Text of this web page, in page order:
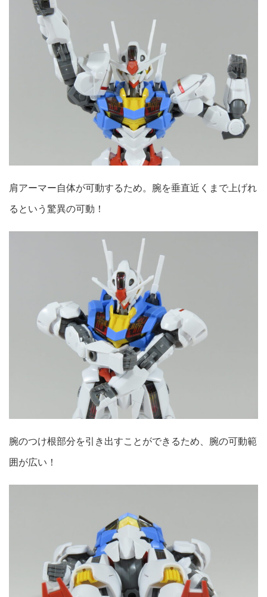
肩アーマー自体が可動するため。腕を垂直近くまで上げれ
るという驚異の可動！
腕のつけ根部分を引き出すことができるため、腕の可動範
囲が広い！